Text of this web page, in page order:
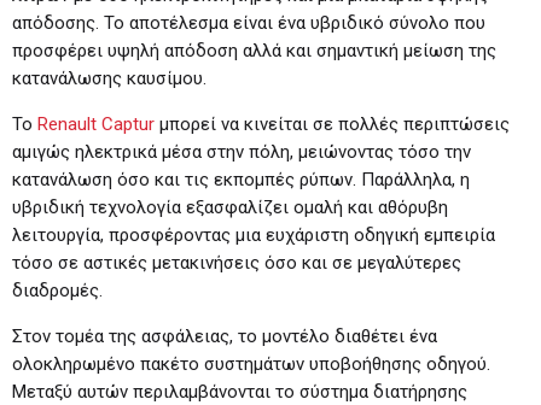
απόδοσης. Το αποτέλεσμα είναι ένα υβριδικό σύνολο που
προσφέρει υψηλή απόδοση αλλά και σημαντική μείωση της
κατανάλωσης καυσίμου.
Το Renault Captur μπορεί να κινείται σε πολλές περιπτώσεις
αμιγώς ηλεκτρικά μέσα στην πόλη, μειώνοντας τόσο την
κατανάλωση όσο και τις εκπομπές ρύπων. Παράλληλα, η
υβριδική τεχνολογία εξασφαλίζει ομαλή και αθόρυβη
λειτουργία, προσφέροντας μια ευχάριστη οδηγική εμπειρία
τόσο σε αστικές μετακινήσεις όσο και σε μεγαλύτερες
διαδρομές.
Στον τομέα της ασφάλειας, το μοντέλο διαθέτει ένα
ολοκληρωμένο πακέτο συστημάτων υποβοήθησης οδηγού.
Μεταξύ αυτών περιλαμβάνονται το σύστημα διατήρησης